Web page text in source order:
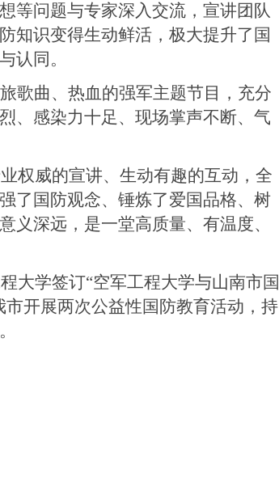
等问题与专家深入交流，宣讲团队
知识变得生动鲜活，极大提升了国
认同。
歌曲、热血的强军主题节目，充分
、感染力十足、现场掌声不断、气
威的宣讲、生动有趣的互动，全
了国防观念、锤炼了爱国品格、树
义深远，是一堂高质量、有温度、
学签订“空军工程大学与山南市国
开展两次公益性国防教育活动，持